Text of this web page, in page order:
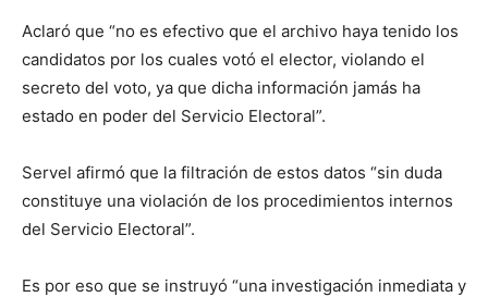
Aclaró que “no es efectivo que el archivo haya tenido los
candidatos por los cuales votó el elector, violando el
secreto del voto, ya que dicha información jamás ha
estado en poder del Servicio Electoral”.
Servel afirmó que la filtración de estos datos “sin duda
constituye una violación de los procedimientos internos
del Servicio Electoral”.
Es por eso que se instruyó “una investigación inmediata y